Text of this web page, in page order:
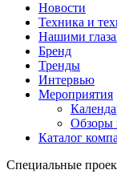
Новости
Техника и
Нашими
Бренд
Тренды
Интервью
Мероприятия
Обзоры
Каталог
Специальные